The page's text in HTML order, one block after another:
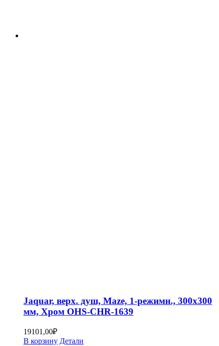
Jaquar, верх. душ, Maze, 1-режимн., 300х300
мм, Хром OHS-CHR-1639
19101,00₽
В корзину Детали